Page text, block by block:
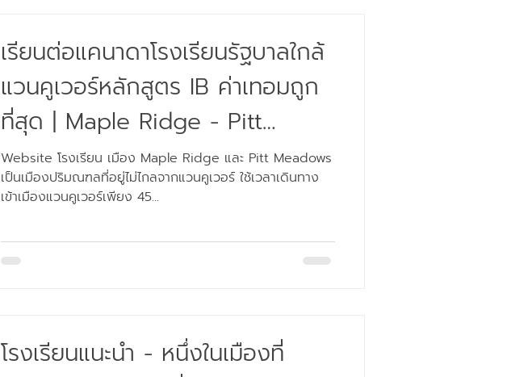
เรียนต่อแคนาดาโรงเรียนรัฐบาลใกล้
แวนคูเวอร์หลักสูตร IB ค่าเทอมถูก
ที่สุด | Maple Ridge - Pitt
Meadows
Website โรงเรียน เมือง Maple Ridge และ Pitt Meadows
เป็นเมืองปริมณฑลที่อยู่ไม่ไกลจากแวนคูเวอร์ ใช้เวลาเดินทาง
เข้าเมืองแวนคูเวอร์เพียง 45...
โรงเรียนแนะนำ - หนึ่งในเมืองที่